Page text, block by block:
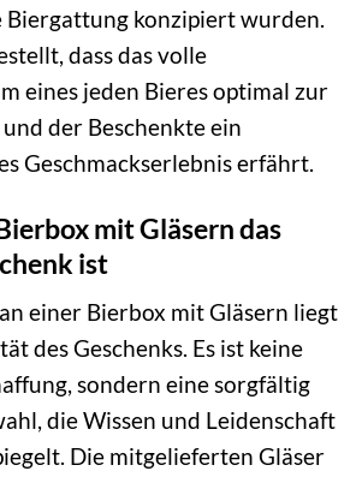
konzipiert wurden.
dass das volle
eines jeden Bieres optimal zur
der Beschenkte ein
Geschmackserlebnis erfährt.
mit Gläsern das
ist
einer Bierbox mit Gläsern liegt
des Geschenks. Es ist keine
sondern eine sorgfältig
die Wissen und Leidenschaft
Die mitgelieferten Gläser